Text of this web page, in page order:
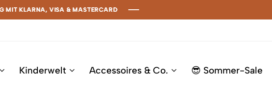
KLARNA, VISA & MASTERCARD
KLARNA, VISA & MASTERCARD
KLARNA, VISA & MASTERCARD
KLARNA, VISA & MASTERCARD
Kinderwelt Accessoires & Co. 😎 Sommer-Sale